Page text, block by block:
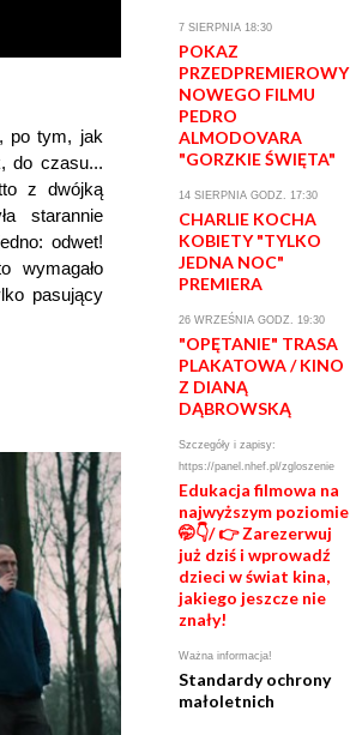
po tym, jak
do czasu...
z dwójką
starannie
odwet!
wymagało
pasujący
7 SIERPNIA 18:30
POKAZ
PRZEDPREMIEROWY
NOWEGO FILMU
PEDRO
ALMODOVARA
"GORZKIE ŚWIĘTA"
14 SIERPNIA GODZ. 17:30
CHARLIE KOCHA
KOBIETY "TYLKO
JEDNA NOC"
PREMIERA
26 WRZEŚNIA GODZ. 19:30
"OPĘTANIE" TRASA
PLAKATOWA / KINO
Z DIANĄ
DĄBROWSKĄ
Szczegóły i zapisy:
https://panel.nhef.pl/zgloszenie
Edukacja filmowa na
najwyższym poziomie
🤭👇/ 👉 Zarezerwuj
już dziś i wprowadź
dzieci w świat kina,
jakiego jeszcze nie
znały!
Ważna informacja!
Standardy ochrony
małoletnich